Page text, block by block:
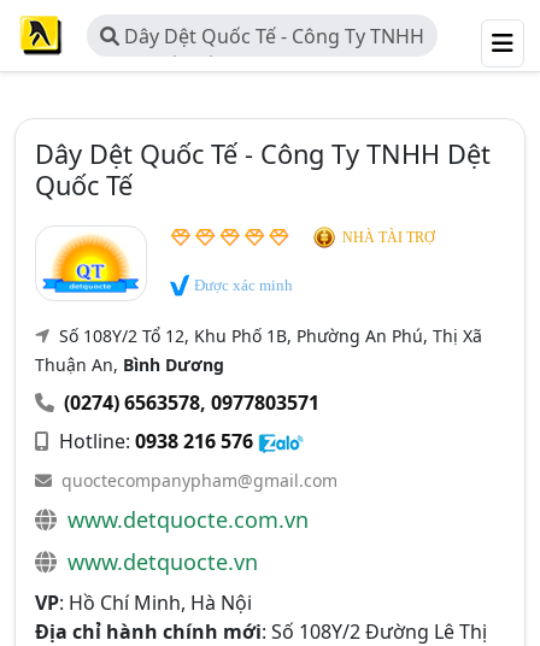
Dây Dệt Quốc Tế - Công Ty TNHH
Dệt Quốc Tế
Dây Dệt Quốc Tế - Công Ty TNHH Dệt
Quốc Tế
NHÀ TÀI TRỢ
Được xác minh
Số 108Y/2 Tổ 12, Khu Phố 1B, Phường An Phú, Thị Xã
Thuận An, Bình Dương
(0274) 6563578, 0977803571
Hotline: 0938 216 576
quoctecompanypham@gmail.com
www.detquocte.com.vn
www.detquocte.vn
VP: Hồ Chí Minh, Hà Nội
Địa chỉ hành chính mới: Số 108Y/2 Đường Lê Thị